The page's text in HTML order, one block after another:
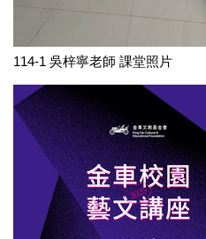
114-1 吳梓寧老師 課堂照片